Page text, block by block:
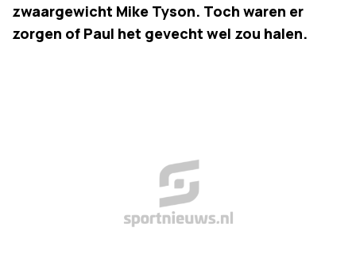
zwaargewicht Mike Tyson. Toch waren er
zorgen of Paul het gevecht wel zou halen.